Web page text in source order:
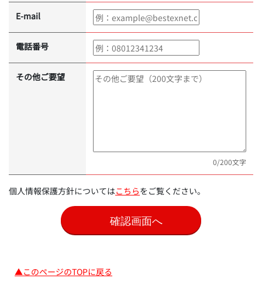
E-mail
電話番号
その他ご要望
0/200文字
個人情報保護方針についてはこちらをご覧ください。
▲このページのTOPに戻る